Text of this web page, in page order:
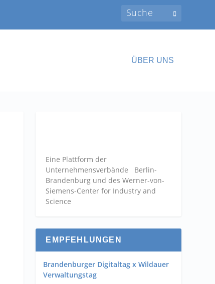
ÜBER UNS
Eine Plattform der
Unternehmensverbände Berlin-
Brandenburg und des Werner-von-
Siemens-Center for Industry and
Science
EMPFEHLUNGEN
Brandenburger Digitaltag x Wildauer
Verwaltungstag